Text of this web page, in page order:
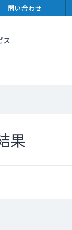
問い合わせ
ス
果